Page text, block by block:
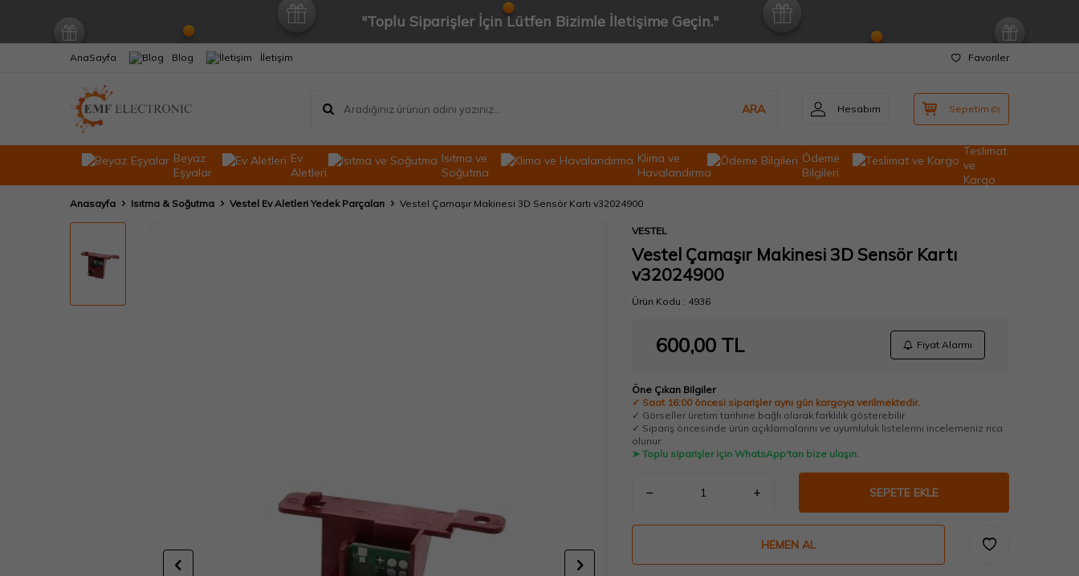
"Toplu Siparişler İçin Lütfen Bizimle İletişime Geçin."
AnaSayfa Blog İletişim Favoriler
ARA Hesabım Sepetim (0)
Beyaz
Eşyalar
Ev
Aletleri
Isıtma ve
Soğutma
Klima ve
Havalandırma
Ödeme
Bilgileri
Teslimat
ve
Kargo
Anasayfa Isıtma & Soğutma Vestel Ev Aletleri Yedek Parçaları Vestel Çamaşır Makinesi 3D Sensör Kartı v32024900
VESTEL
Vestel Çamaşır Makinesi 3D Sensör Kartı
v32024900
Ürün Kodu : 4936
600,00 TL Fiyat Alarmı
Öne Çıkan Bilgiler
✓ Saat 16:00 öncesi siparişler aynı gün kargoya verilmektedir.
✓ Görseller üretim tarihine bağlı olarak farklılık gösterebilir.
✓ Sipariş öncesinde ürün açıklamalarını ve uyumluluk listelerini incelemeniz rica
olunur.
➤ Toplu siparişler için WhatsApp'tan bize ulaşın.
SEPETE EKLE
HEMEN AL